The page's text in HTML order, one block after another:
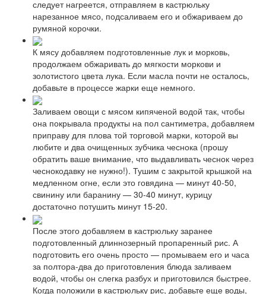
следует нагреется, отправляем в кастрюльку
нарезанное мясо, подсаливаем его и обжариваем до
румяной корочки.
К мясу добавляем подготовленные лук и морковь,
продолжаем обжаривать до мягкости моркови и
золотистого цвета лука. Если масла почти не осталось,
добавьте в процессе жарки еще немного.
Заливаем овощи с мясом кипяченой водой так, чтобы
она покрывала продукты на пол сантиметра, добавляем
приправу для плова той торговой марки, которой вы
любите и два очищенных зубчика чеснока (прошу
обратить ваше внимание, что выдавливать чеснок через
чеснокодавку не нужно!). Тушим с закрытой крышкой на
медленном огне, если это говядина — минут 40-50,
свинину или баранину — 30-40 минут, курицу
достаточно потушить минут 15-20.
После этого добавляем в кастрюльку заранее
подготовленный длиннозерный пропаренный рис. А
подготовить его очень просто — промываем его и часа
за полтора-два до приготовления блюда заливаем
водой, чтобы он слегка разбух и приготовился быстрее.
Когда положили в кастрюльку рис, добавьте еще воды,